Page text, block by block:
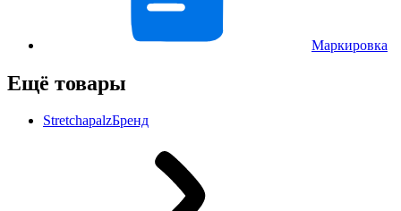
Маркировка
Ещё товары
StretchapalzБренд